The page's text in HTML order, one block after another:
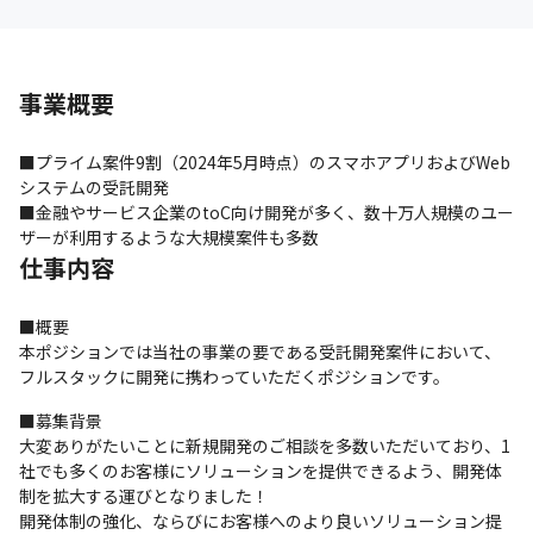
事業概要
■プライム案件9割（2024年5月時点）のスマホアプリおよびWeb
システムの受託開発
■金融やサービス企業のtoC向け開発が多く、数十万人規模のユー
ザーが利用するような大規模案件も多数
仕事内容
■概要
本ポジションでは当社の事業の要である受託開発案件において、
フルスタックに開発に携わっていただくポジションです。
■募集背景
大変ありがたいことに新規開発のご相談を多数いただいており、1
社でも多くのお客様にソリューションを提供できるよう、開発体
制を拡大する運びとなりました！
開発体制の強化、ならびにお客様へのより良いソリューション提